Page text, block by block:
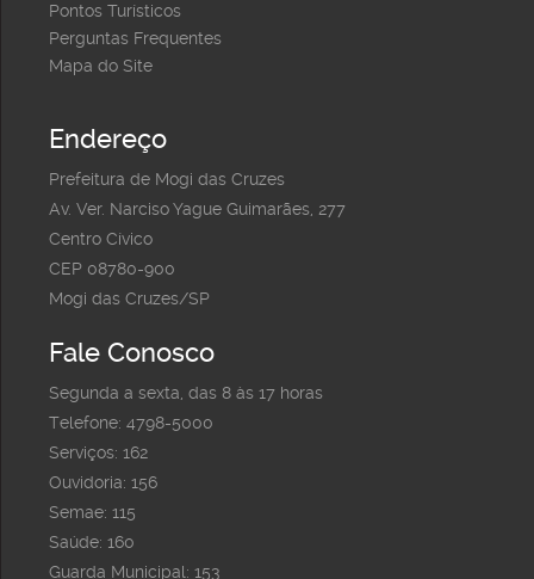
Pontos Turísticos
Perguntas Frequentes
Mapa do Site
Endereço
Prefeitura de Mogi das Cruzes
Av. Ver. Narciso Yague Guimarães, 277
Centro Cívico
CEP 08780-900
Mogi das Cruzes/SP
Fale Conosco
Segunda a sexta, das 8 às 17 horas
Telefone: 4798-5000
Serviços: 162
Ouvidoria: 156
Semae: 115
Saúde: 160
Guarda Municipal: 153